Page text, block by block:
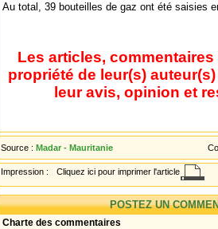
Au total, 39 bouteilles de gaz ont été saisies
Les articles,
propriété de leur(s)
leur avis, opinion et
Source : Madar - Mauritanie
Impression : Cliquez ici pour imprimer l'article
POSTEZ UN
Charte des commentaires